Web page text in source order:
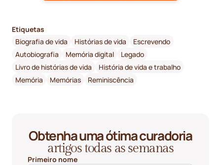
Etiquetas
Biografia de vida
Histórias de vida
Escrevendo
Autobiografia
Memória digital
Legado
Livro de histórias de vida
História de vida e trabalho
Memória
Memórias Reminiscência
Obtenha uma ótima curadoria
artigos todas as semanas
Primeiro nome